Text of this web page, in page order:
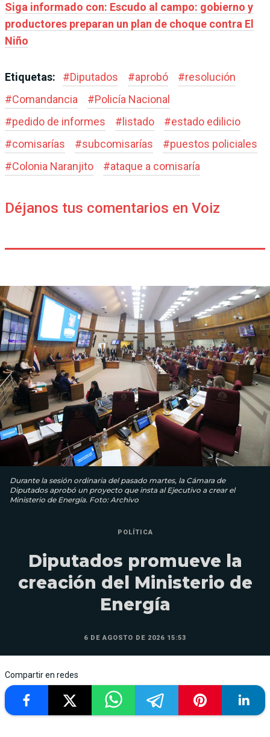
Siga informado con: Escudo al campo: gobierno y
productores preparan un plan de choque contra El
Niño
Etiquetas: #Diputados #aprobó #resolución
#Comandancia #Policía Nacional
#pedido de informes # listado #estado edilicio
#comisarías #subcomisarías #puestos policiales
#Colonia Naranjito #ataque a comisaría
Déjanos tus comentarios en Voiz
Durante la sesión ordinaria del pasado martes, la Cámara de
Diputados aprobó un proyecto que insta al Ejecutivo a crear el
Ministerio de Energía. Foto: Archivo
POLÍTICA
Diputados promueve la
creación del Ministerio de
Energía
6 DE AGOSTO DE 2026 15:53
Compartir en redes